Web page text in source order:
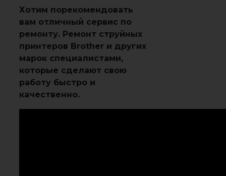
Хотим порекомендовать
вам отличный сервис по
ремонту. Ремонт струйных
принтеров Brother и других
марок специалистами,
которые сделают свою
работу быстро и
качественно.